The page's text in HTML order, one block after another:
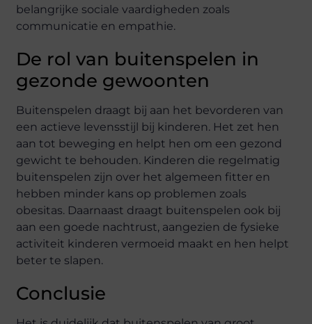
belangrijke sociale vaardigheden zoals
communicatie en empathie.
De rol van buitenspelen in
gezonde gewoonten
Buitenspelen draagt bij aan het bevorderen van
een actieve levensstijl bij kinderen. Het zet hen
aan tot beweging en helpt hen om een gezond
gewicht te behouden. Kinderen die regelmatig
buitenspelen zijn over het algemeen fitter en
hebben minder kans op problemen zoals
obesitas. Daarnaast draagt buitenspelen ook bij
aan een goede nachtrust, aangezien de fysieke
activiteit kinderen vermoeid maakt en hen helpt
beter te slapen.
Conclusie